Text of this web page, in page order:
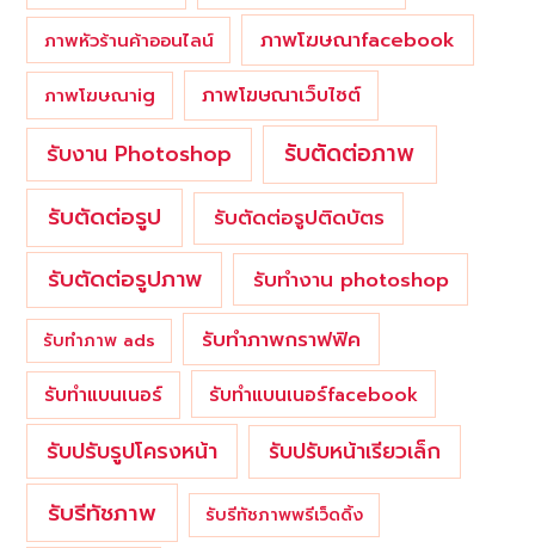
ภาพหัวร้านค้าออนไลน์ ภาพโฆษณาfacebook
ภาพโฆษณาig ภาพโฆษณาเว็บไซต์
รับงาน Photoshop
รับตัดต่อภาพ
รับตัดต่อรูป
รับตัดต่อรูปติดบัตร
รับตัดต่อรูปภาพ รับทำงาน photoshop
รับทำภาพ ads รับทำภาพกราฟฟิค
รับทำแบนเนอร์ รับทำแบนเนอร์facebook
รับปรับรูปโครงหน้า รับปรับหน้าเรียวเล็ก
รับรีทัชภาพ รับรีทัชภาพพรีเว็ดดิ้ง